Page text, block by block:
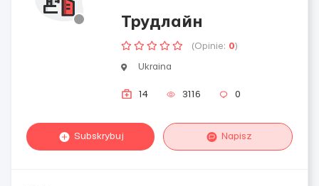
Трудлайн
(Opinie: 0)
Ukraina
14 3116 0
Subskrybuj Napisz